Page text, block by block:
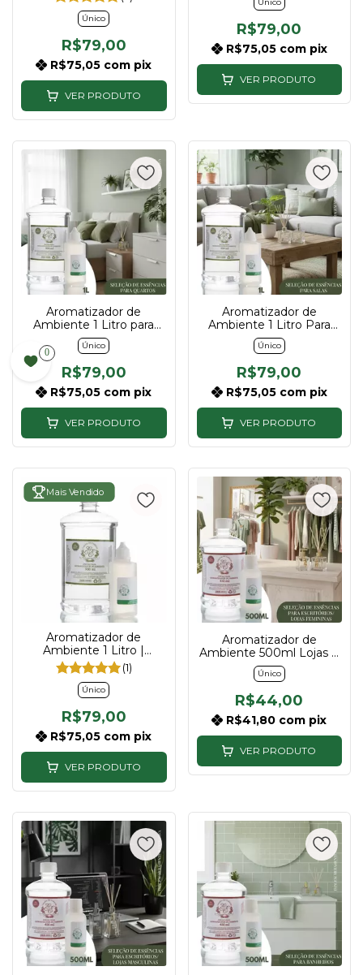
essência
Único
R$79,00
R$75,05 com pix
VER PRODUTO
sua essência
R$79,00
R$75,05 com pix
VER PRODUTO
Aromatizador de
Ambiente 1 Litro para
Quarto | Descubra sua
essência
Único
R$79,00
R$75,05 com pix
VER PRODUTO
Aromatizador de
Ambiente 1 Litro Para
Sala | Descubra sua
essência
Único
R$79,00
R$75,05 com pix
VER PRODUTO
Mais Vendido
Aromatizador de
Ambiente 1 Litro |
Descubra sua essência
(1)
Único
R$79,00
R$75,05 com pix
VER PRODUTO
Aromatizador de
Ambiente 500ml Lojas e
Escritórios Feminino |
Descubra sua essência
Único
R$44,00
R$41,80 com pix
VER PRODUTO
0